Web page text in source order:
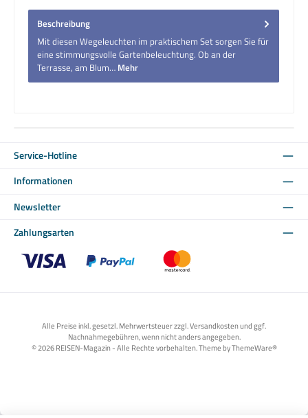
Beschreibung
Mit diesen Wegeleuchten im praktischem Set sorgen Sie für
eine stimmungsvolle Gartenbeleuchtung. Ob an der
Terrasse, am Blum… Mehr
Service-Hotline
Informationen
Newsletter
Zahlungsarten
Alle Preise inkl. gesetzl. Mehrwertsteuer zzgl. Versandkosten und ggf.
Nachnahmegebühren, wenn nicht anders angegeben.
© 2026 REISEN-Magazin - Alle Rechte vorbehalten. Theme byThemeWare®